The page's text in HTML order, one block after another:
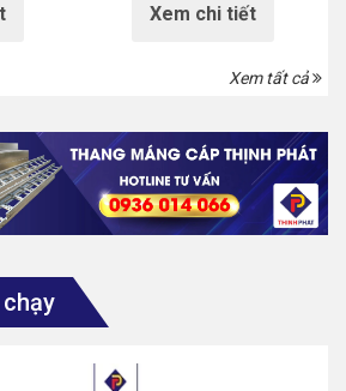
Xem chi tiết
Xem tất cả